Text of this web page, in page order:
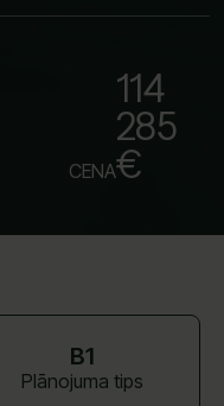
CENA
114
285
€
B1
Plānojuma tips